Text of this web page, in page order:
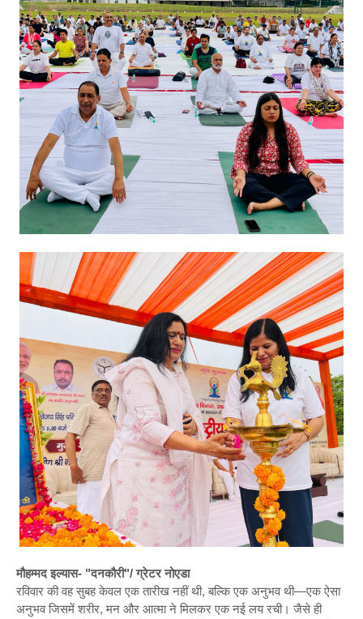
मौहम्मद इल्यास- "दनकौरी"/ ग्रेटर नोएडा
रविवार की वह सुबह केवल एक तारीख नहीं थी, बल्कि एक अनुभव थी—एक ऐसा
अनुभव जिसमें शरीर, मन और आत्मा ने मिलकर एक नई लय रची। जैसे ही